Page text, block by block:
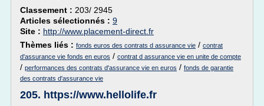
Classement : 203/ 2945
Articles sélectionnés : 9
Site : http://www.placement-direct.fr
Thèmes liés : fonds euros des contrats d assurance vie / contrat
d'assurance vie fonds en euros / contrat d assurance vie en unite de compte
/ performances des contrats d'assurance vie en euros / fonds de garantie
des contrats d'assurance vie
205. https://www.hellolife.fr